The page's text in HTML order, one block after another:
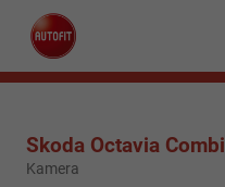
Skoda Octavia Combi
Kamera